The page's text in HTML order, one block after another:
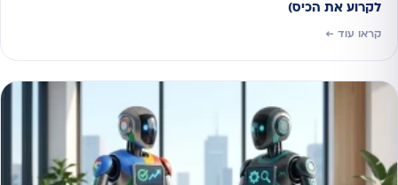
לקרוע את הכיס)
קראו עוד ←